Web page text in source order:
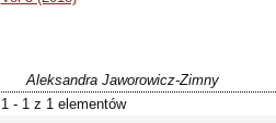
Aleksandra Jaworowicz-Zimny
1 - 1 z 1 elementów